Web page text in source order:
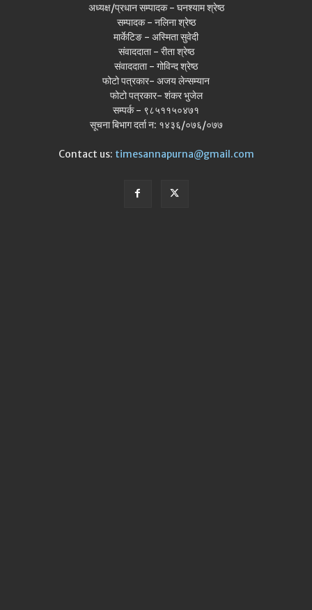
अध्यक्ष/प्रधान सम्पादक - घनश्याम श्रेष्ठ
सम्पादक - नलिना श्रेष्ठ
मार्केटिङ - अस्मिता सुवेदी
संवाददाता - रीता श्रेष्ठ
संवाददाता - गोविन्द श्रेष्ठ
फोटो पत्रकार- अजय लेन्सम्यान
फोटो पत्रकार- शंकर भुजेल
सम्पर्क - ९८५११५०४७१
सूचना बिभाग दर्ता न: १४३६/०७६/०७७
Contact us: timesannapurna@gmail.com